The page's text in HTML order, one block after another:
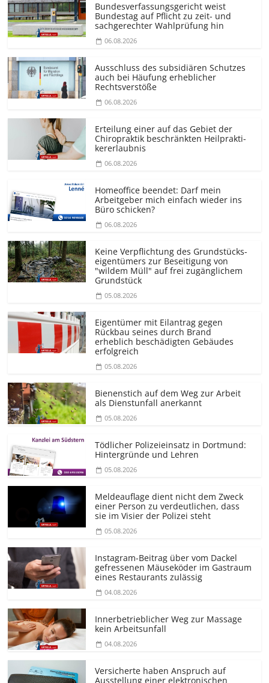
Bundesver­fassungsgericht weist
Bundestag auf Pflicht zu zeit- und
sachgerechter Wahlprüfung hin
06.08.2026
Ausschluss des subsidiären Schutzes
auch bei Häufung erheblicher
Rechtsverstöße
06.08.2026
Erteilung einer auf das Gebiet der
Chiropraktik beschränkten Heilprakti­
kererlaubnis
06.08.2026
Homeoffice beendet: Darf mein
Arbeitgeber mich einfach wieder ins
Büro schicken?
06.08.2026
Keine Verpflichtung des Grundstücks­
eigentümers zur Beseitigung von
"wildem Müll" auf frei zugänglichem
Grundstück
05.08.2026
Eigentümer mit Eilantrag gegen
Rückbau seines durch Brand
erheblich beschädigten Gebäudes
erfolgreich
05.08.2026
Bienenstich auf dem Weg zur Arbeit
als Dienstunfall anerkannt
05.08.2026
Tödlicher Polizeieinsatz in Dortmund:
Hintergründe und Lehren
05.08.2026
Meldeauflage dient nicht dem Zweck
einer Person zu verdeutlichen, dass
sie im Visier der Polizei steht
05.08.2026
Instagram-Beitrag über vom Dackel
gefressenen Mäuseköder im Gastraum
eines Restaurants zulässig
04.08.2026
Innerbetrieblicher Weg zur Massage
kein Arbeitsunfall
04.08.2026
Versicherte haben Anspruch auf
Ausstellung einer elektronischen